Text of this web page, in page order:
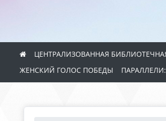
ЦЕНТРАЛИЗОВАННАЯ
ЖЕНСКИЙ ГОЛОС ПОБЕДЫ